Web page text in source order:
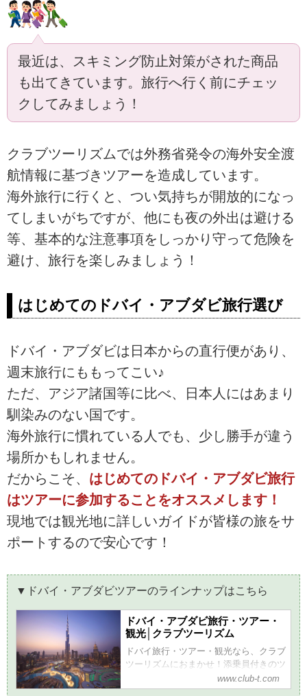
最近は、スキミング防止対策がされた商品
も出てきています。旅行へ行く前にチェッ
クしてみましょう！
クラブツーリズムでは外務省発令の海外安全渡
航情報に基づきツアーを造成しています。
海外旅行に行くと、つい気持ちが開放的になっ
てしまいがちですが、他にも夜の外出は避ける
等、基本的な注意事項をしっかり守って危険を
避け、旅行を楽しみましょう！
はじめてのドバイ・アブダビ旅行選び
ドバイ・アブダビは日本からの直行便があり、
週末旅行にももってこい♪
ただ、アジア諸国等に比べ、日本人にはあまり
馴染みのない国です。
海外旅行に慣れている人でも、少し勝手が違う
場所かもしれません。
だからこそ、 はじめてのドバイ・アブダビ旅行
はツアーに参加することをオススメします！
現地では観光地に詳しいガイドが皆様の旅をサ
ポートするので安心です！
▼ドバイ・アブダビツアーのラインナップはこちら
ドバイ・アブダビ旅行・ツアー・
観光│クラブツーリズム
ドバイ旅行・ツアー・観光なら、クラブ
ツーリズムにおまかせ！添乗員付きのツ
アーだから安心で快適です。ドバイの観
光地情報やよくあるご質問、おすすめの
www.club-t.com